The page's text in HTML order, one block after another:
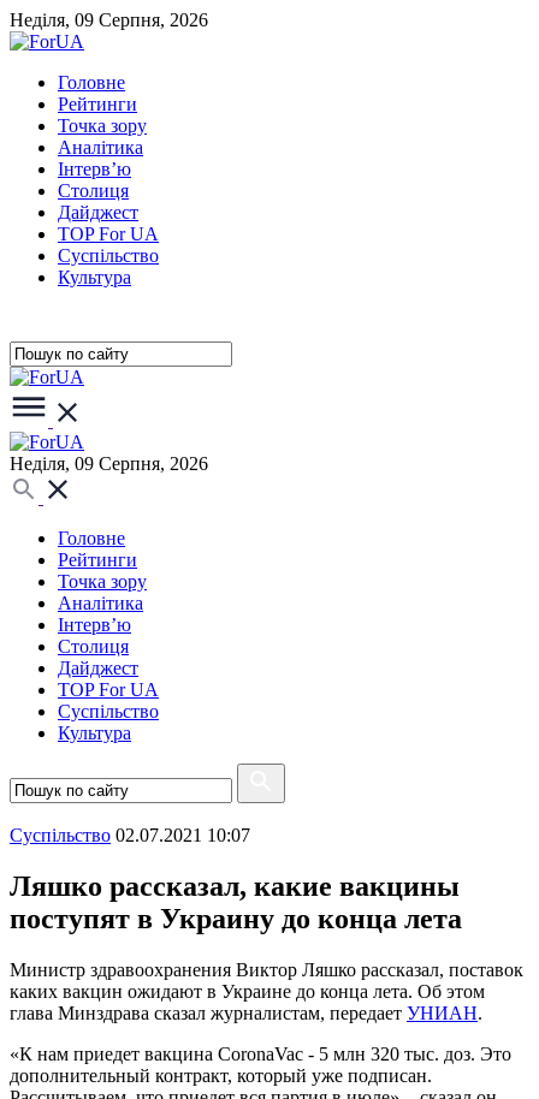
Неділя, 09 Серпня, 2026
Головне
Рейтинги
Точка зору
Аналітика
Інтерв’ю
Столиця
Дайджест
TOP For UA
Суспiльство
Культура
Неділя, 09 Серпня, 2026
Головне
Рейтинги
Точка зору
Аналітика
Інтерв’ю
Столиця
Дайджест
TOP For UA
Суспiльство
Культура
Суспiльство 02.07.2021 10:07
Ляшко рассказал, какие вакцины
поступят в Украину до конца лета
Министр здравоохранения Виктор Ляшко рассказал, поставок
каких вакцин ожидают в Украине до конца лета. Об этом
глава Минздрава сказал журналистам, передает УНИАН.
«К нам приедет вакцина CoronaVac - 5 млн 320 тыс. доз. Это
дополнительный контракт, который уже подписан.